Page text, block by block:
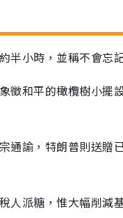
半小時，並稱不會忘
徵和平的橄欖樹小擺
諭，特朗普則送贈
人派糖，惟大幅削減